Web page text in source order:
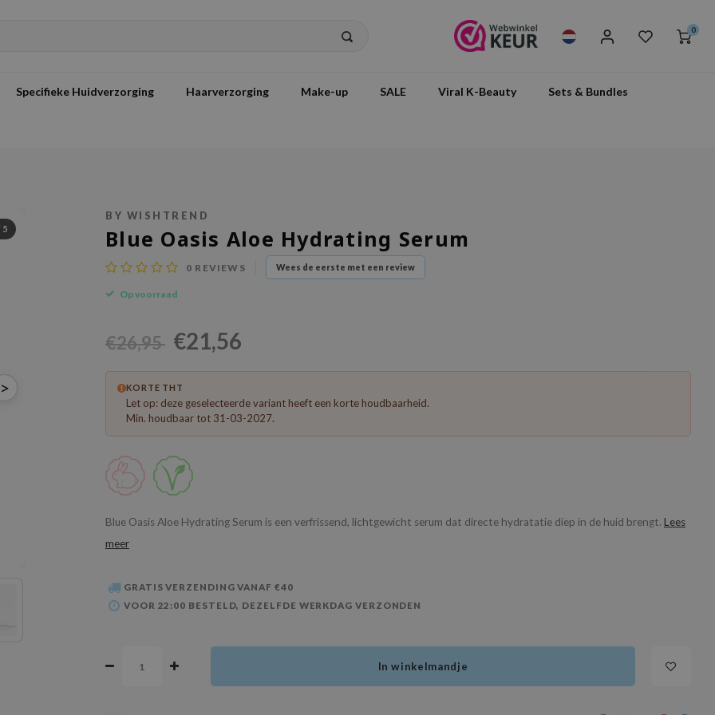
0
Specifieke Huidverzorging Haarverzorging Make-up SALE Viral K-Beauty Sets & Bundles
5
BY WISHTREND
Blue Oasis Aloe Hydrating Serum
0 REVIEWS Wees de eerste met een review
Op voorraad
€26,95 €21,56
KORTE THT
Let op: deze geselecteerde variant heeft een korte houdbaarheid.
Min. houdbaar tot 31-03-2027.
Blue Oasis Aloe Hydrating Serum is een verfrissend, lichtgewicht serum dat directe hydratatie diep in de huid brengt. Lees
meer
GRATIS VERZENDING VANAF €40
VOOR 22:00 BESTELD, DEZELFDE WERKDAG VERZONDEN
In winkelmandje